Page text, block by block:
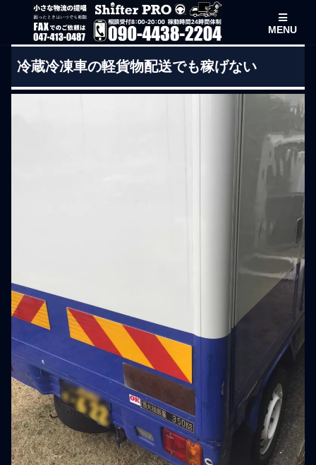
MENU
冷蔵冷凍車の軽貨物配送でも稼げない